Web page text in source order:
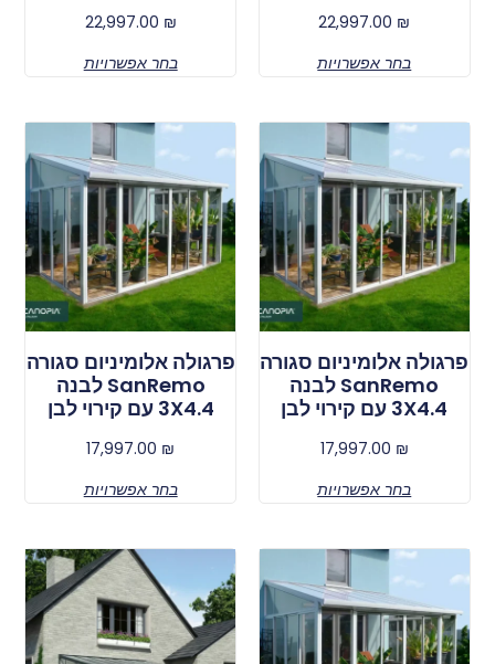
22,997.00 ₪
בחר אפשרויות
22,997.00 ₪
בחר אפשרויות
פרגולה אלומיניום סגורה
SanRemo לבנה
3X4.4 עם קירוי לבן
17,997.00 ₪
בחר אפשרויות
פרגולה אלומיניום סגורה
SanRemo לבנה
3X4.4 עם קירוי לבן
17,997.00 ₪
בחר אפשרויות